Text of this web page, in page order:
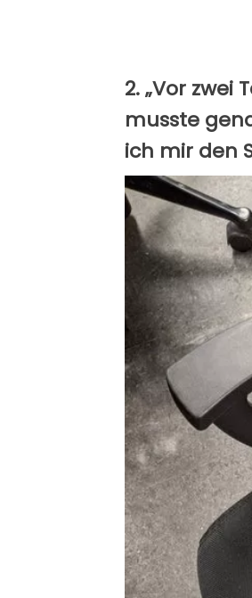
2. „Vor
musste
ich mir den